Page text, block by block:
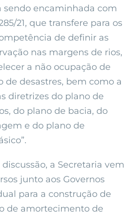
sendo encaminhada com
21, que transfere para os
de definir as
nas margens de rios,
a não ocupação de
de desastres, bem como a
diretrizes do plano de
do plano de bacia, do
e do plano de
discussão, a Secretaria vem
junto aos Governos
para a construção de
de amortecimento de